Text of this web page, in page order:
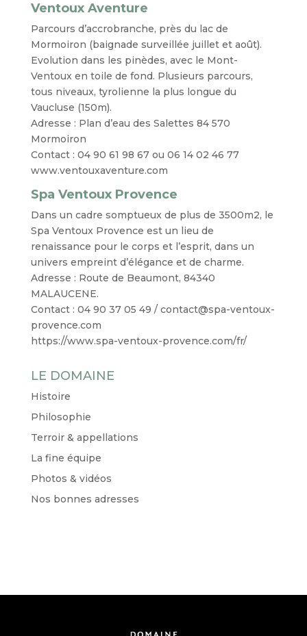
Ventoux Aventure
Parcours d’accrobranche, près du lac de
Mormoiron (baignade surveillée juillet et août).
Evolution dans les pinèdes, avec le Mont-
Ventoux en toile de fond. Plusieurs parcours,
tous niveaux, tyrolienne la plus longue du
Vaucluse (150m).
Adresse : Plan d’eau des Salettes 84 570
Mormoiron
Contact : 04 90 61 98 67 ou 06 14 02 46 77
www.ventouxaventure.com
Spa Ventoux Provence
Dans un cadre somptueux de plus de 3500m2, le
Spa Ventoux Provence est un lieu de
renaissance pour le corps et l’esprit, dans un
univers empreint d’élégance et de charme.
Adresse : Route de Beaumont, 84340
MALAUCENE.
Contact : 04 90 37 05 49 / contact@spa-ventoux-
provence.com
https://www.spa-ventoux-provence.com/fr/
LE DOMAINE
Histoire
Philosophie
Terroir & appellations
La fine équipe
Photos & vidéos
Nos bonnes adresses